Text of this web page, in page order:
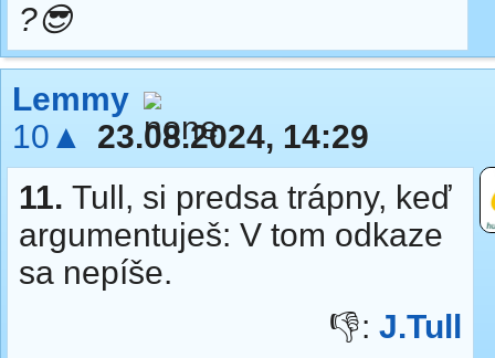
?😎
Lemmy
10▲
23.08.2024, 14:29
11. Tull, si predsa trápny, keď
argumentuješ: V tom odkaze
sa nepíše.
👎: J.Tull